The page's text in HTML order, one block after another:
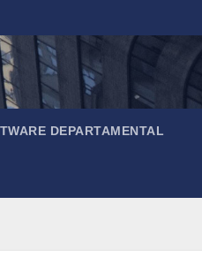
DEPARTAMENTAL